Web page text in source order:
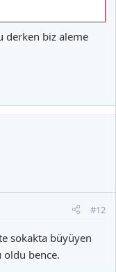
derken biz aleme
#12
sokakta büyüyen
oldu bence.